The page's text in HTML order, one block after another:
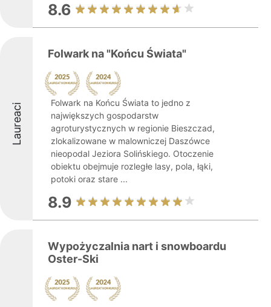
8.6
Laureaci
Folwark na "Końcu Świata"
Folwark na Końcu Świata to jedno z
największych gospodarstw
agroturystycznych w regionie Bieszczad,
zlokalizowane w malowniczej Daszówce
nieopodal Jeziora Solińskiego. Otoczenie
obiektu obejmuje rozległe lasy, pola, łąki,
potoki oraz stare ...
8.9
Wypożyczalnia nart i snowboardu
Oster-Ski